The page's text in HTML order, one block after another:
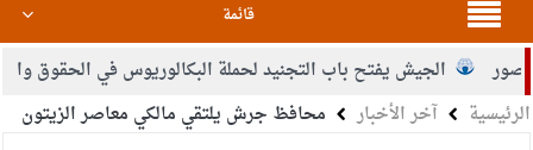
قائمة
الجيش يفتح باب التجنيد لحملة البكالوريوس في الحقوق والقانون
محمود أحمد فريحات.. مبارك ومزيدا من التوفيق
الرئيسية آخر الأخبار محافظ جرش يلتقي مالكي معاصر الزيتون